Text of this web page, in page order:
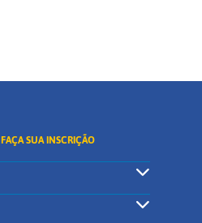
FAÇA SUA INSCRIÇÃO